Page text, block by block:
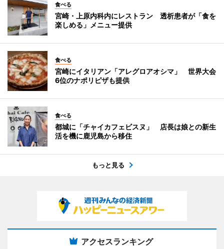
食べる
宮崎・上原内科内にレストラン 透析患者が「食を
楽しめる」メニュー提供
食べる
宮崎にイタリアン「アレグロアオシマ」 世界大会
6位のナポリピザも提供
食べる
都城に「チャイカフェビスヌ」 店長は娘との新生
活を機に鹿児島から移住
もっと見る
アクセスランキング